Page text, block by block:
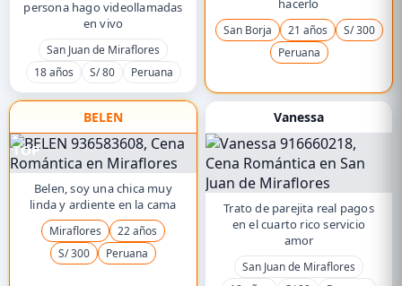
persona hago videollamadas
en vivo
San Juan de Miraflores
18 años
S/ 80 Peruana
hacerlo
San Borja 21 años
S/ 300
Peruana
BELEN
TOP
Belen, soy una chica muy
linda y ardiente en la cama
Miraflores
22 años
S/ 300
Peruana
Vanessa
Trato de parejita real pagos
en el cuarto rico servicio
amor
San Juan de Miraflores